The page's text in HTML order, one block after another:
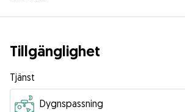
Tillgänglighet
Tjänst